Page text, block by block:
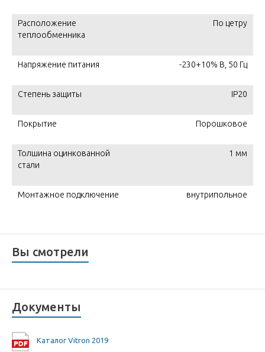
Расположение
теплообменника
По цетру
Напряжение питания -230+10% В, 50 Гц
Степень защиты IP20
Покрытие Порошковое
Толшина оцинкованной
стали
1 мм
Монтажное подключение внутрипольное
Вы смотрели
Документы
Каталог Vitron 2019